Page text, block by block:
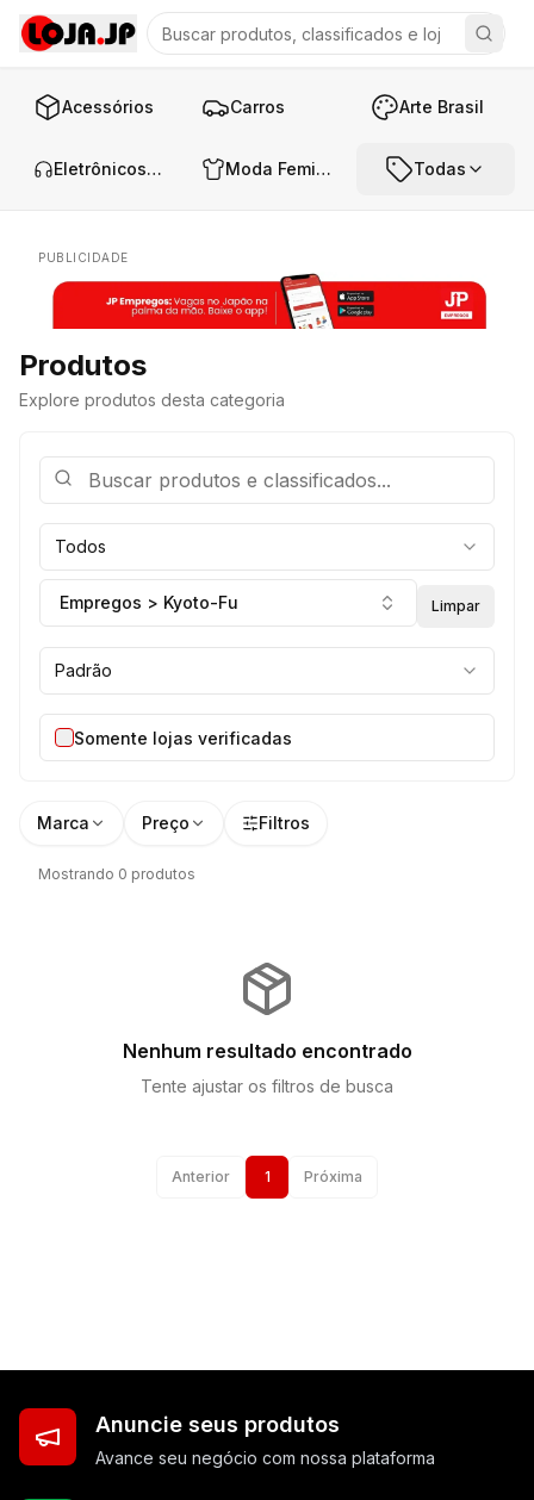
Acessórios Carros Arte Brasil
Eletrônicos e Áudio Moda Feminina Todas
PUBLICIDADE
Produtos
Explore produtos desta categoria
Todos
Empregos > Kyoto-Fu Limpar
Padrão
Somente lojas verificadas
Marca Preço Filtros
Mostrando 0 produtos
Nenhum resultado encontrado
Tente ajustar os filtros de busca
Anterior 1 Próxima
Anuncie seus produtos
Avance seu negócio com nossa plataforma